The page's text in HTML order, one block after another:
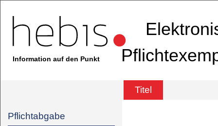
Information auf den Punkt
Titel
Pflichtabgabe